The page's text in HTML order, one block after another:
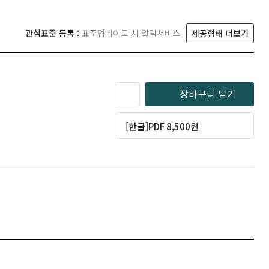
관심표준 등록 : 표준업데이트 시 알림서비스 제공형태 더보기
장바구니 담기
[한글]PDF 8,500원